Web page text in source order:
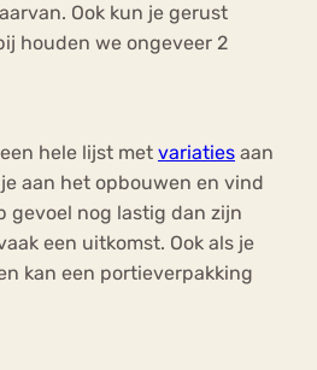
Ook kun je gerust
houden we ongeveer 2
hele lijst met variaties aan
aan het opbouwen en vind
gevoel nog lastig dan zijn
een uitkomst. Ook als je
kan een portieverpakking